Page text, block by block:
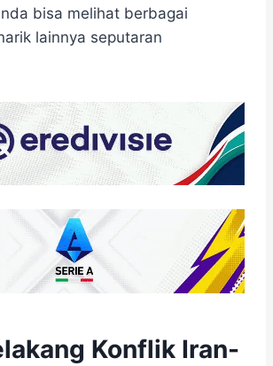
bisa melihat berbagai
lainnya seputaran
Konflik Iran-